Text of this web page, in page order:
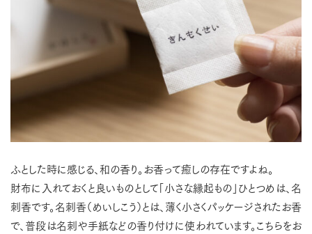
ふとした時に感じる、和の香り。お香って癒しの存在ですよね。
財布に入れておくと良いものとして「小さな縁起もの」ひとつめは、名
刺香です。名刺香（めいしこう）とは、薄く小さくパッケージされたお香
で、普段は名刺や手紙などの香り付けに使われています。こちらをお